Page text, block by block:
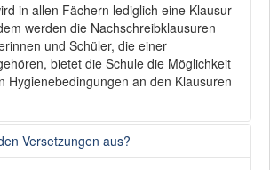
in allen Fächern lediglich eine Klausur
werden die Nachschreibklausuren
und Schüler, die einer
bietet die Schule die Möglichkeit
Hygienebedingungen an den Klausuren
Versetzungen aus?